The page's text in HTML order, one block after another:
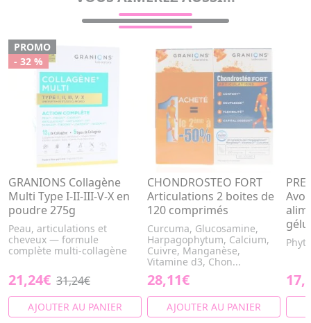
PROMO
- 32 %
GRANIONS Collagène
Multi Type I-II-III-V-X en
poudre 275g
Peau, articulations et
cheveux — formule
complète multi-collagène
21,24€ 31,24€
AJOUTER AU PANIER
CHONDROSTEO FORT
Articulations 2 boites de
120 comprimés
Curcuma, Glucosamine,
Harpagophytum, Calcium,
Cuivre, Manganèse,
Vitamine d3, Chon...
28,11€
AJOUTER AU PANIER